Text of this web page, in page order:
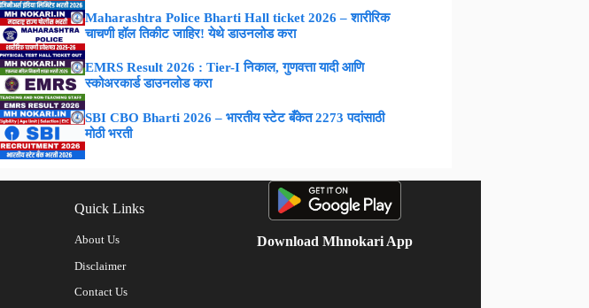
Maharashtra Police Bharti Hall ticket 2026 – शारीरिक
चाचणी हॉल तिकीट जाहिर! येथे डाउनलोड करा
EMRS Result 2026 : Tier-I निकाल, गुणवत्ता यादी आणि
स्कोअरकार्ड डाउनलोड करा
SBI CBO Bharti 2026 – भारतीय स्टेट बँकेत 2273 पदांसाठी
मोठी भरती
Quick Links
About Us
Disclaimer
Contact Us
Download Mhnokari App